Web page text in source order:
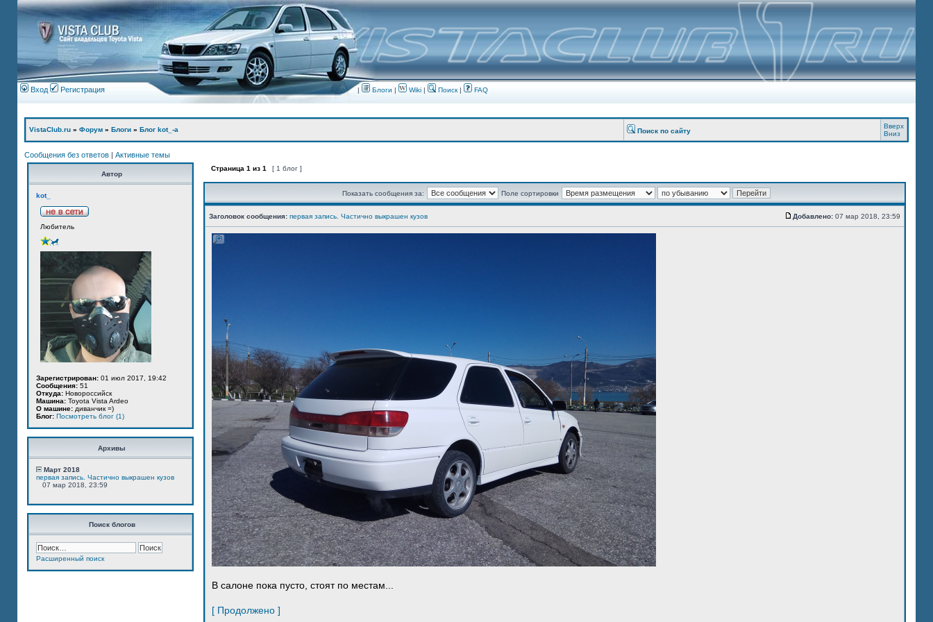
Вход Регистрация | Блоги | Wiki | Поиск| FAQ
VistaClub.ru » Форум » Блоги » Блог kot_-а Поиск по сайту
Вверх
Вниз
Сообщения без ответов | Активные темы
Автор
kot_
Любитель
Зарегистрирован: 01 июл 2017, 19:42
Сообщения: 51
Откуда: Новороссийск
Машина: Toyota Vista Ardeo
О машине: диванчик =)
Блог: Посмотреть блог (1)
Архивы
Март 2018
первая запись. Частично выкрашен кузов
07 мар 2018, 23:59
Поиск блогов
Расширенный поиск
Страница 1 из 1 [ 1 блог ]
Показать сообщения за: Поле сортировки
Заголовок сообщения: первая запись. Частично выкрашен кузов Добавлено: 07 мар 2018, 23:59
В салоне пока пусто, стоят по местам...
[ Продолжено ]